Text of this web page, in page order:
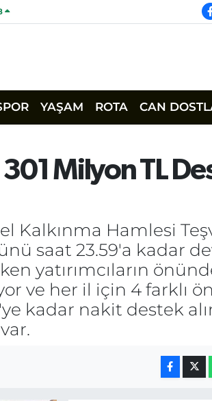
YAŞAM ROTA CAN
301 Milyon TL
Kalkınma Hamlesi
saat 23.59'a kadar
yatırımcıların
ve her il için 4 farklı
kadar nakit destek